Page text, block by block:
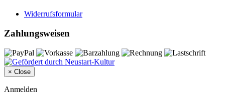
Widerrufsformular
Zahlungsweisen
× Close
Anmelden